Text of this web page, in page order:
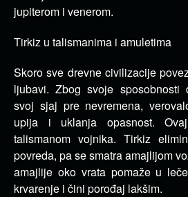
jupiterom i venerom.
Tirkiz u talismanima i amuletima
Skoro sve drevne civilizacije
ljubavi. Zbog svoje sposobnosti
svoj sjaj pre nevremena,
upija i uklanja opasnost.
talismanom vojnika. Tirkiz
povreda, pa se smatra amajlijom
amajlije oko vrata pomaže u
krvarenje i čini porođaj lakšim.